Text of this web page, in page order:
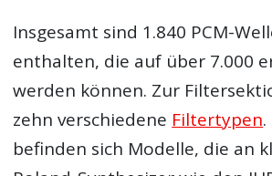
Insgesamt sind 1.840 PCM-
enthalten, die auf über 7.000
werden können. Zur
zehn verschiedene Filtertypen
befinden sich Modelle, die an